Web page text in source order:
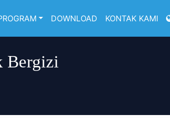
DOWNLOAD KONTAK KAMI
Bergizi